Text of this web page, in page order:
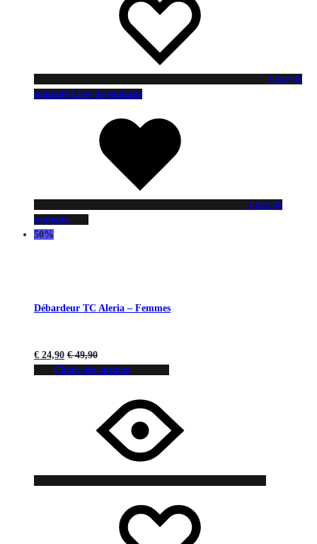
Liste de
souhaits Liste de souhaits
Liste de
souhaits
50%
Débardeur TC Aleria – Femmes
€ 24,90 €49,90
Choix des options